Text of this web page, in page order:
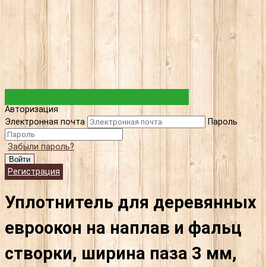
Авторизация
Электронная почта
Пароль
Забыли пароль?
Войти
Регистрация
Уплотнитель для деревянных
евроокон на наплав и фальц
створки, ширина паза 3 мм,